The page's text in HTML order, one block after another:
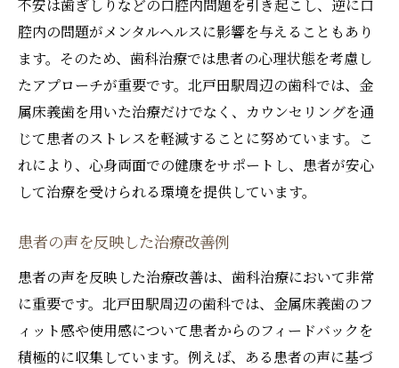
不安は歯ぎしりなどの口腔内問題を引き起こし、逆に口
腔内の問題がメンタルヘルスに影響を与えることもあり
ます。そのため、歯科治療では患者の心理状態を考慮し
たアプローチが重要です。北戸田駅周辺の歯科では、金
属床義歯を用いた治療だけでなく、カウンセリングを通
じて患者のストレスを軽減することに努めています。こ
れにより、心身両面での健康をサポートし、患者が安心
して治療を受けられる環境を提供しています。
患者の声を反映した治療改善例
患者の声を反映した治療改善は、歯科治療において非常
に重要です。北戸田駅周辺の歯科では、金属床義歯のフ
ィット感や使用感について患者からのフィードバックを
積極的に収集しています。例えば、ある患者の声に基づ